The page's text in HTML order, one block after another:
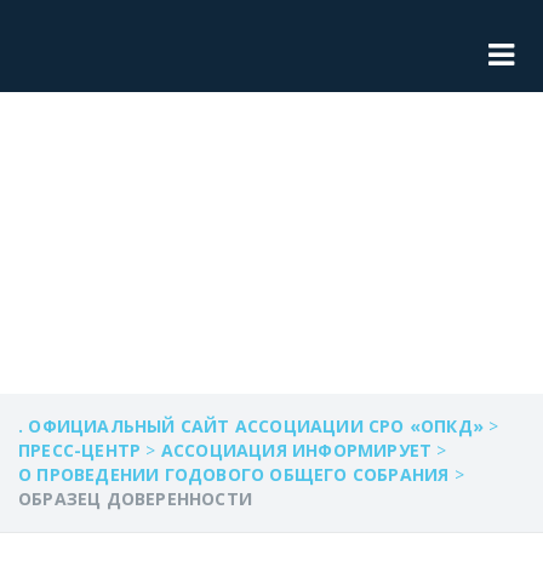
. ОФИЦИАЛЬНЫЙ САЙТ АССОЦИАЦИИ СРО «ОПКД» >
ПРЕСС-ЦЕНТР > АССОЦИАЦИЯ ИНФОРМИРУЕТ >
О ПРОВЕДЕНИИ ГОДОВОГО ОБЩЕГО СОБРАНИЯ >
ОБРАЗЕЦ ДОВЕРЕННОСТИ